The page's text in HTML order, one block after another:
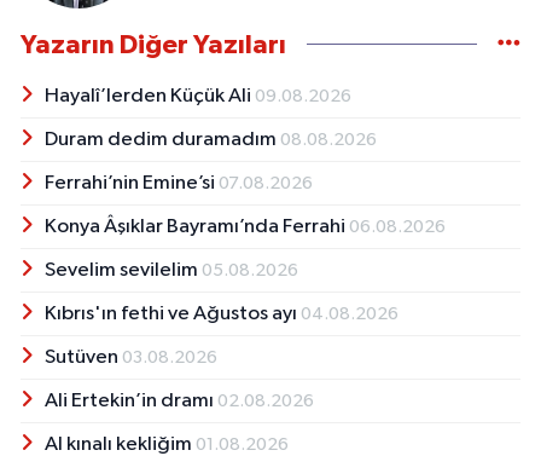
Yazarın Diğer Yazıları
Hayalî’lerden Küçük Ali 09.08.2026
Duram dedim duramadım 08.08.2026
Ferrahi’nin Emine’si 07.08.2026
Konya Âşıklar Bayramı’nda Ferrahi 06.08.2026
Sevelim sevilelim 05.08.2026
Kıbrıs'ın fethi ve Ağustos ayı 04.08.2026
Sutüven 03.08.2026
Ali Ertekin’in dramı 02.08.2026
Al kınalı kekliğim 01.08.2026